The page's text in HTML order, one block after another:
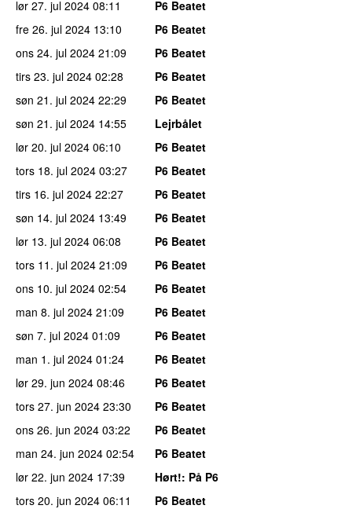
lør 27. jul 2024 08:11
P6 Beatet
fre 26. jul 2024 13:10
P6 Beatet
ons 24. jul 2024 21:09
P6 Beatet
tirs 23. jul 2024 02:28
P6 Beatet
søn 21. jul 2024 22:29
P6 Beatet
søn 21. jul 2024 14:55
Lejrbålet
lør 20. jul 2024 06:10
P6 Beatet
tors 18. jul 2024 03:27
P6 Beatet
tirs 16. jul 2024 22:27
P6 Beatet
søn 14. jul 2024 13:49
P6 Beatet
lør 13. jul 2024 06:08
P6 Beatet
tors 11. jul 2024 21:09
P6 Beatet
ons 10. jul 2024 02:54
P6 Beatet
man 8. jul 2024 21:09
P6 Beatet
søn 7. jul 2024 01:09
P6 Beatet
man 1. jul 2024 01:24
P6 Beatet
lør 29. jun 2024 08:46
P6 Beatet
tors 27. jun 2024 23:30
P6 Beatet
ons 26. jun 2024 03:22
P6 Beatet
man 24. jun 2024 02:54
P6 Beatet
lør 22. jun 2024 17:39 Hørt!: På P6
tors 20. jun 2024 06:11
P6 Beatet